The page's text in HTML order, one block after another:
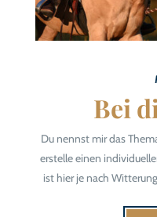
Bei
Du nennst mir das
erstelle einen
ist hier je nach